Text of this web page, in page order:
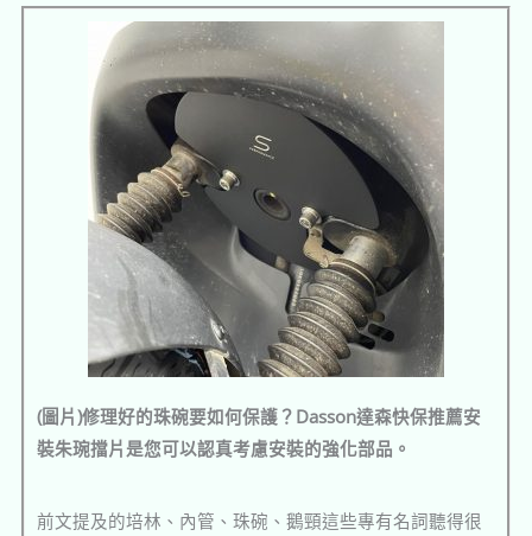
(圖片)修理好的珠碗要如何保護？Dasson達森快保推薦安
裝朱琬擋片是您可以認真考慮安裝的強化部品。
前文提及的培林、內管、珠碗、鵝頸這些專有名詞聽得很